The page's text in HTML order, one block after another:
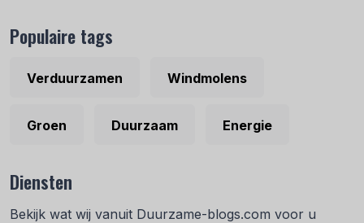
Populaire tags
Verduurzamen Windmolens
Groen Duurzaam Energie
Diensten
Bekijk wat wij vanuit Duurzame-blogs.com voor u